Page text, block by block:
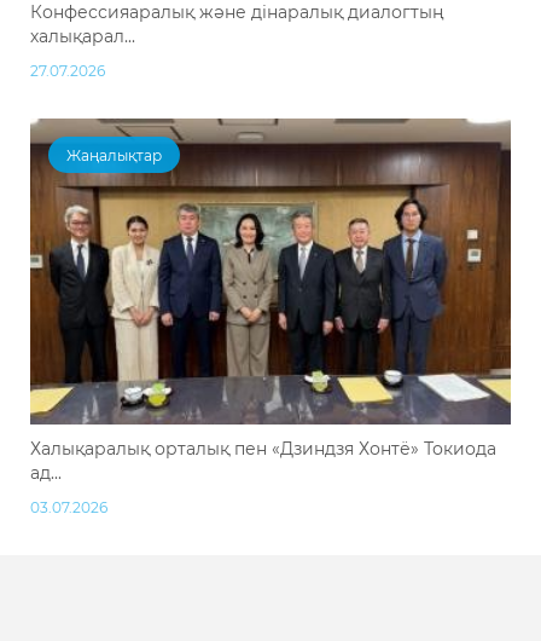
Конфессияаралық және дінаралық диалогтың
халықарал...
27.07.2026
Жаңалықтар
Халықаралық орталық пен «Дзиндзя Хонтё» Токиода
ад...
03.07.2026